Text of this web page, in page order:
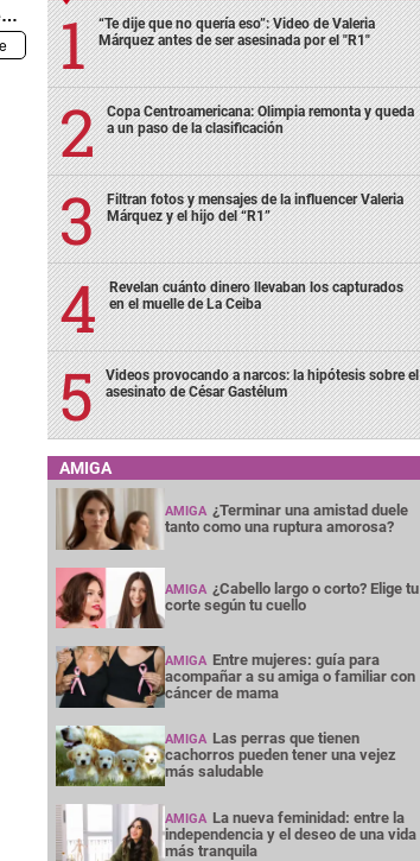
“Te dije que no quería eso”: Video de Valeria
Márquez antes de ser asesinada por el "R1"
Copa Centroamericana: Olimpia remonta y queda
a un paso de la clasificación
Filtran fotos y mensajes de la influencer Valeria
Márquez y el hijo del “R1”
Revelan cuánto dinero llevaban los capturados
en el muelle de La Ceiba
Videos provocando a narcos: la hipótesis sobre el
asesinato de César Gastélum
AMIGA
AMIGA ¿Terminar una amistad duele
tanto como una ruptura amorosa?
AMIGA ¿Cabello largo o corto? Elige tu
corte según tu cuello
AMIGA Entre mujeres: guía para
acompañar a su amiga o familiar con
cáncer de mama
AMIGA Las perras que tienen
cachorros pueden tener una vejez
más saludable
AMIGA La nueva feminidad: entre la
independencia y el deseo de una vida
más tranquila